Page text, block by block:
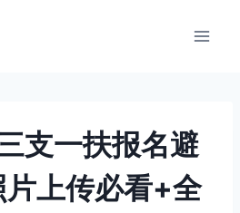
支一扶报名避
上传必看+全